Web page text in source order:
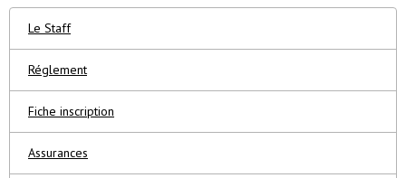
Le Staff
Réglement
Fiche inscription
Assurances